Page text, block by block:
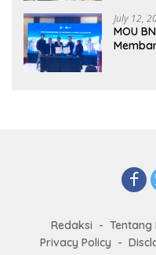
July 12,
MOU
Redaksi Tentang
Privacy Policy